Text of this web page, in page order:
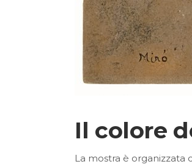
Il colore
La mostra è organizzata